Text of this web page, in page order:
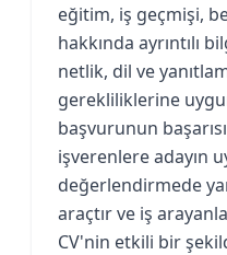
eğitim, iş geçmişi,
hakkında ayrıntılı
netlik, dil ve
gerekliliklerine
başvurunun
işverenlere adayın
değerlendirmede
araçtır ve iş
CV'nin etkili bir